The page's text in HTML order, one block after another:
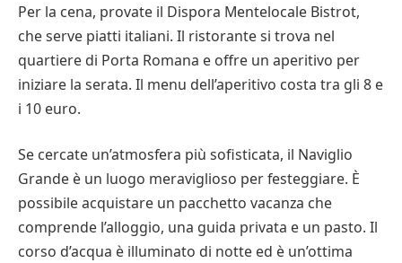
Per la cena, provate il Dispora Mentelocale Bistrot,
che serve piatti italiani. Il ristorante si trova nel
quartiere di Porta Romana e offre un aperitivo per
iniziare la serata. Il menu dell’aperitivo costa tra gli 8 e
i 10 euro.
Se cercate un’atmosfera più sofisticata, il Naviglio
Grande è un luogo meraviglioso per festeggiare. È
possibile acquistare un pacchetto vacanza che
comprende l’alloggio, una guida privata e un pasto. Il
corso d’acqua è illuminato di notte ed è un’ottima